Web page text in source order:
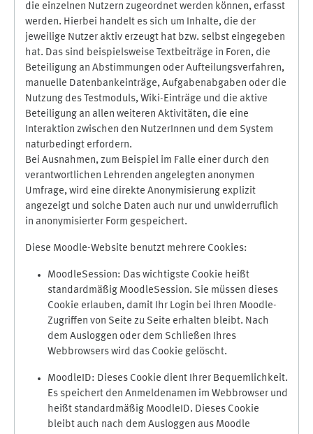
die einzelnen Nutzern zugeordnet werden können, erfasst
werden. Hierbei handelt es sich um Inhalte, die der
jeweilige Nutzer aktiv erzeugt hat bzw. selbst eingegeben
hat. Das sind beispielsweise Textbeiträge in Foren, die
Beteiligung an Abstimmungen oder Aufteilungsverfahren,
manuelle Datenbankeinträge, Aufgabenabgaben oder die
Nutzung des Testmoduls, Wiki-Einträge und die aktive
Beteiligung an allen weiteren Aktivitäten, die eine
Interaktion zwischen den NutzerInnen und dem System
naturbedingt erfordern.
Bei Ausnahmen, zum Beispiel im Falle einer durch den
verantwortlichen Lehrenden angelegten anonymen
Umfrage, wird eine direkte Anonymisierung explizit
angezeigt und solche Daten auch nur und unwiderruflich
in anonymisierter Form gespeichert.
Diese Moodle-Website benutzt mehrere Cookies:
MoodleSession: Das wichtigste Cookie heißt
standardmäßig MoodleSession. Sie müssen dieses
Cookie erlauben, damit Ihr Login bei Ihren Moodle-
Zugriffen von Seite zu Seite erhalten bleibt. Nach
dem Ausloggen oder dem Schließen Ihres
Webbrowsers wird das Cookie gelöscht.
MoodleID: Dieses Cookie dient Ihrer Bequemlichkeit.
Es speichert den Anmeldenamen im Webbrowser und
heißt standardmäßig MoodleID. Dieses Cookie
bleibt auch nach dem Ausloggen aus Moodle